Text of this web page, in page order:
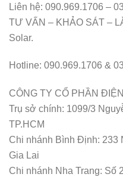
Liên hệ: 090.969.1706 –
TƯ VẤN – KHẢO SÁT –
Solar.
Hotline: 090.969.1706 &
CÔNG TY CỔ PHẦN
Trụ sở chính: 1099/3
TP.HCM
Chi nhánh Bình Định: 233
Gia Lai
Chi nhánh Nha Trang: Số